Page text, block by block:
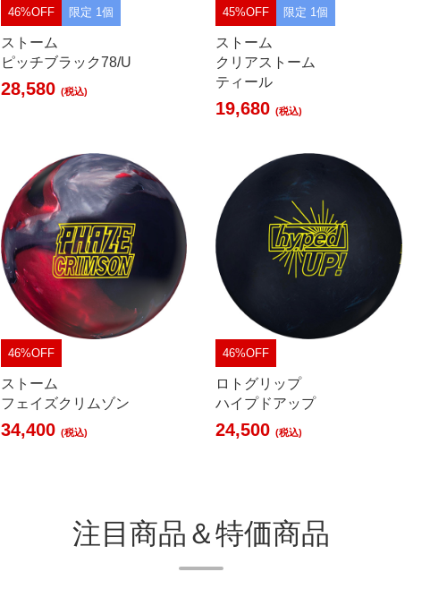
46%OFF 限定 1個
ストーム
ピッチブラック78/U
28,580 (税込)
45%OFF 限定 1個
ストーム
クリアストーム
ティール
19,680 (税込)
46%OFF
ストーム
フェイズクリムゾン
34,400 (税込)
46%OFF
ロトグリップ
ハイプドアップ
24,500 (税込)
注目商品＆特価商品